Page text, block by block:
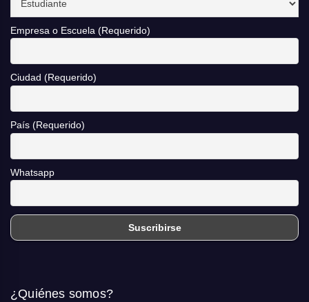
Empresa o Escuela (Requerido)
Ciudad (Requerido)
País (Requerido)
Whatsapp
¿Quiénes somos?